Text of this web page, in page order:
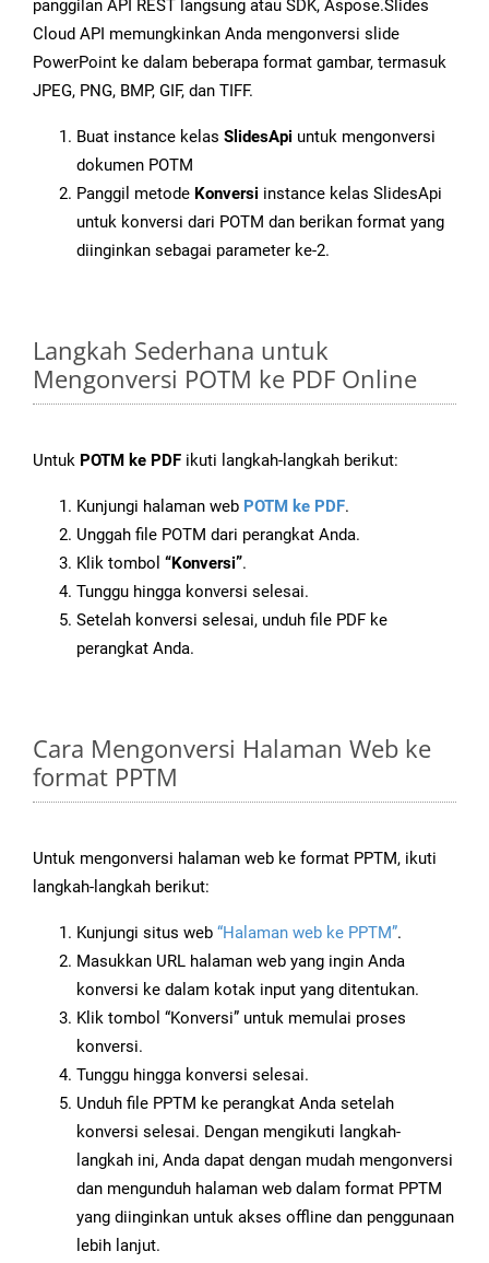
panggilan API REST langsung atau SDK, Aspose.Slides
Cloud API memungkinkan Anda mengonversi slide
PowerPoint ke dalam beberapa format gambar, termasuk
JPEG, PNG, BMP, GIF, dan TIFF.
Buat instance kelas SlidesApi untuk mengonversi
dokumen POTM
Panggil metode Konversi instance kelas SlidesApi
untuk konversi dari POTM dan berikan format yang
diinginkan sebagai parameter ke-2.
Langkah Sederhana untuk
Mengonversi POTM ke PDF Online
Untuk POTM ke PDF ikuti langkah-langkah berikut:
Kunjungi halaman web POTM ke PDF.
Unggah file POTM dari perangkat Anda.
Klik tombol “Konversi”.
Tunggu hingga konversi selesai.
Setelah konversi selesai, unduh file PDF ke
perangkat Anda.
Cara Mengonversi Halaman Web ke
format PPTM
Untuk mengonversi halaman web ke format PPTM, ikuti
langkah-langkah berikut:
Kunjungi situs web “Halaman web ke PPTM”.
Masukkan URL halaman web yang ingin Anda
konversi ke dalam kotak input yang ditentukan.
Klik tombol “Konversi” untuk memulai proses
konversi.
Tunggu hingga konversi selesai.
Unduh file PPTM ke perangkat Anda setelah
konversi selesai. Dengan mengikuti langkah-
langkah ini, Anda dapat dengan mudah mengonversi
dan mengunduh halaman web dalam format PPTM
yang diinginkan untuk akses offline dan penggunaan
lebih lanjut.